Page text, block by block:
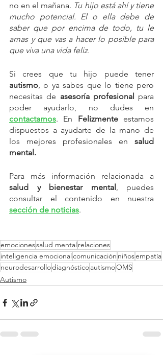
no en el mañana. Tu hijo está ahí y tiene
mucho potencial. El o ella debe de
saber que por encima de todo, tu le
amas y que vas a hacer lo posible para
que viva una vida feliz.
autismo, o ya sabes que lo tiene pero
necesitas de asesoría profesional para
contactarnos. En Felizmente estamos
dispuestos a ayudarte de la mano de
los mejores profesionales en salud
mental.
salud y bienestar mental, puedes
sección de noticias.
emocionessalud mental relaciones
inteligencia emocionalcomunicación niñosempatía
neurodesarrollodiagnósticoautismoOMS
Autismo